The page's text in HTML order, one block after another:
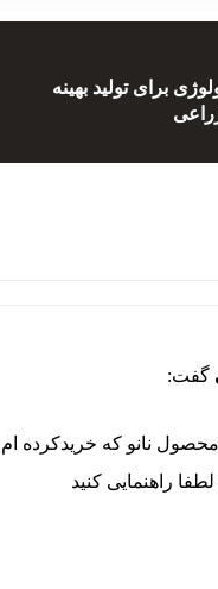
برای تولید بهینه
گفت:
نانو که خریدکرده
راهنمایی کنید